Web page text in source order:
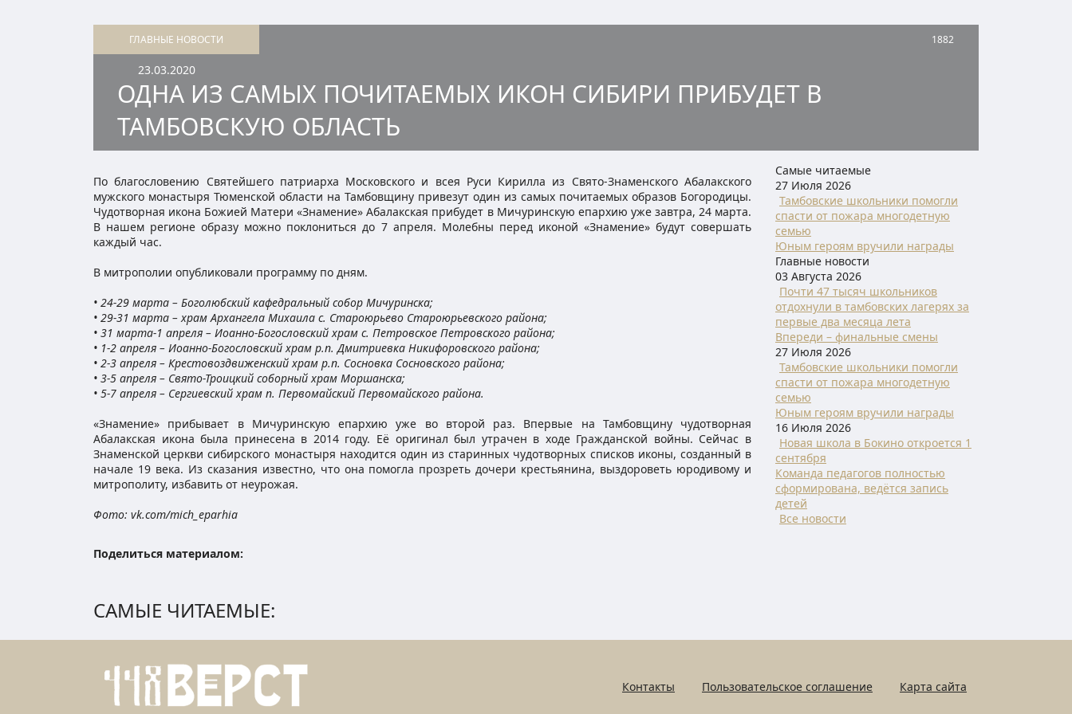
ГЛАВНЫЕ НОВОСТИ 1882
23.03.2020
ОДНА ИЗ САМЫХ ПОЧИТАЕМЫХ ИКОН СИБИРИ ПРИБУДЕТ В
ТАМБОВСКУЮ ОБЛАСТЬ
По благословению Святейшего патриарха Московского и всея Руси Кирилла из Свято-Знаменского Абалакского
мужского монастыря Тюменской области на Тамбовщину привезут один из самых почитаемых образов Богородицы.
Чудотворная икона Божией Матери «Знамение» Абалакская прибудет в Мичуринскую епархию уже завтра, 24 марта.
В нашем регионе образу можно поклониться до 7 апреля. Молебны перед иконой «Знамение» будут совершать
каждый час.
В митрополии опубликовали программу по дням.
• 24-29 марта – Боголюбский кафедральный собор Мичуринска;
• 29-31 марта – храм Архангела Михаила с. Староюрьево Староюрьевского района;
• 31 марта-1 апреля – Иоанно-Богословский храм с. Петровское Петровского района;
• 1-2 апреля – Иоанно-Богословский храм р.п. Дмитриевка Никифоровского района;
• 2-3 апреля – Крестовоздвиженский храм р.п. Сосновка Сосновского района;
• 3-5 апреля – Свято-Троицкий соборный храм Моршанска;
• 5-7 апреля – Сергиевский храм п. Первомайский Первомайского района.
«Знамение» прибывает в Мичуринскую епархию уже во второй раз. Впервые на Тамбовщину чудотворная
Абалакская икона была принесена в 2014 году. Её оригинал был утрачен в ходе Гражданской войны. Сейчас в
Знаменской церкви сибирского монастыря находится один из старинных чудотворных списков иконы, созданный в
начале 19 века. Из сказания известно, что она помогла прозреть дочери крестьянина, выздороветь юродивому и
митрополиту, избавить от неурожая.
Фото: vk.com/mich_eparhia
Самые читаемые
27 Июля 2026
Тамбовские школьники помогли
спасти от пожара многодетную
семью
Юным героям вручили награды
Главные новости
03 Августа 2026
Почти 47 тысяч школьников
отдохнули в тамбовских лагерях за
первые два месяца лета
Впереди – финальные смены
27 Июля 2026
Тамбовские школьники помогли
спасти от пожара многодетную
семью
Юным героям вручили награды
16 Июля 2026
Новая школа в Бокино откроется 1
сентября
Команда педагогов полностью
сформирована, ведётся запись
детей
Все новости
Поделиться материалом:
САМЫЕ ЧИТАЕМЫЕ:
Контакты Пользовательское соглашение Карта сайта